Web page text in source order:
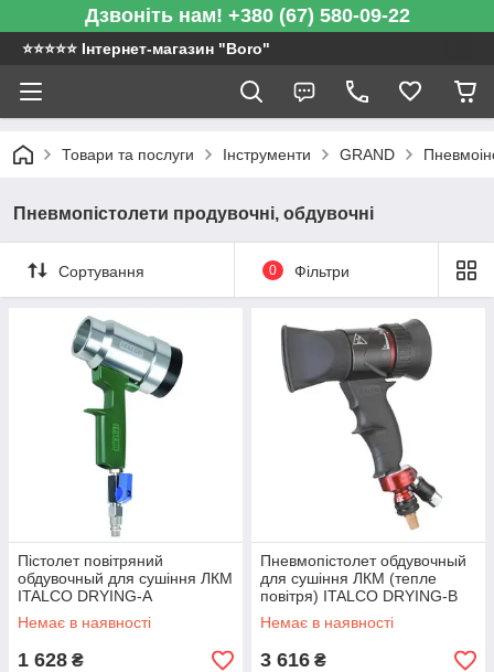
Дзвоніть нам! +380 (67) 580-09-22
⭐️⭐️⭐️⭐️⭐️ Інтернет-магазин "Boro"
Товари та послуги Інструменти GRAND
Пневмопістолети продувочні, обдувочні
Сортування 0 Фільтри
Пістолет повітряний
обдувочный для сушіння ЛКМ
ITALCO DRYING-A
Немає в наявності
1 628 ₴
Пневмопістолет обдувочный
для сушіння ЛКМ (тепле
повітря) ITALCO DRYING-B
Немає в наявності
3 616 ₴